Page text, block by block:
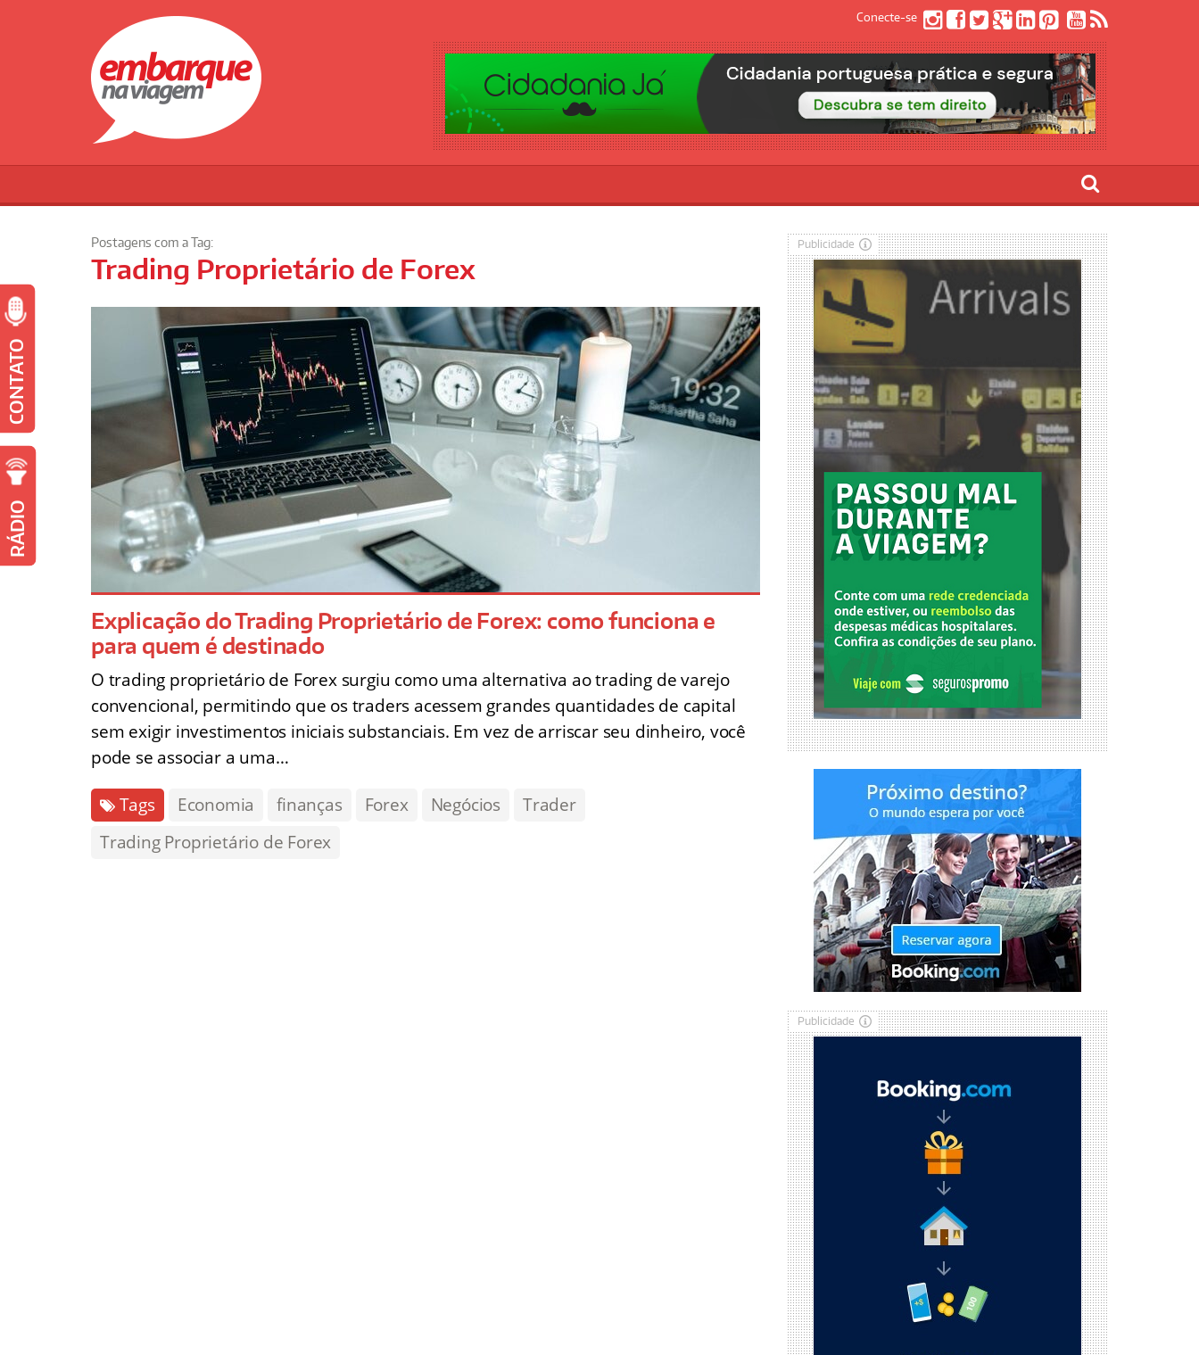
Conecte-se
Postagens com a Tag:
Trading Proprietário de Forex
Explicação do Trading Proprietário de Forex: como funciona e
para quem é destinado
O trading proprietário de Forex surgiu como uma alternativa ao trading de varejo
convencional, permitindo que os traders acessem grandes quantidades de capital
sem exigir investimentos iniciais substanciais. Em vez de arriscar seu dinheiro, você
pode se associar a uma…
Tags Economia finanças Forex Negócios
Trader
Trading Proprietário de Forex
Publicidade
Publicidade
CONTATO
RÁDIO